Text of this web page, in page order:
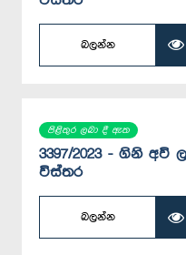
බලන්න
පිළිතුර ලබා දී ඇත
3397/2023 - ගිනි
විස්තර
බලන්න